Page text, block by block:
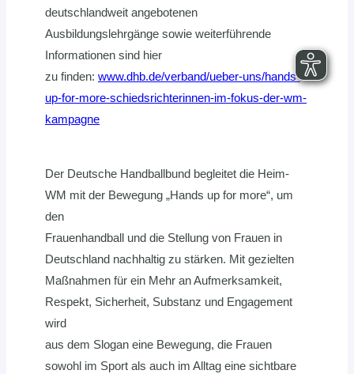
deutschlandweit angebotenen
Ausbildungslehrgänge sowie weiterführende
Informationen sind hier
zu finden: www.dhb.de/verband/ueber-uns/hands-
up-for-more-schiedsrichterinnen-im-fokus-der-wm-
kampagne
Der Deutsche Handballbund begleitet die Heim-
WM mit der Bewegung „Hands up for more“, um
den
Frauenhandball und die Stellung von Frauen in
Deutschland nachhaltig zu stärken. Mit gezielten
Maßnahmen für ein Mehr an Aufmerksamkeit,
Respekt, Sicherheit, Substanz und Engagement
wird
aus dem Slogan eine Bewegung, die Frauen
sowohl im Sport als auch im Alltag eine sichtbare